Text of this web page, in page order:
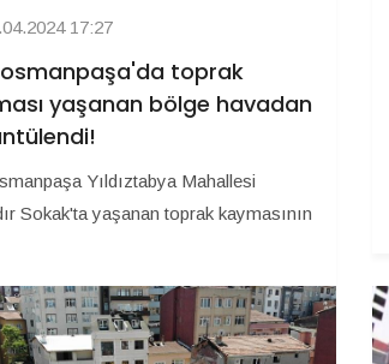
17:27
toprak
yaşanan bölge havadan
Yıldıztabya Mahallesi
Sokak'ta yaşanan toprak kaymasının